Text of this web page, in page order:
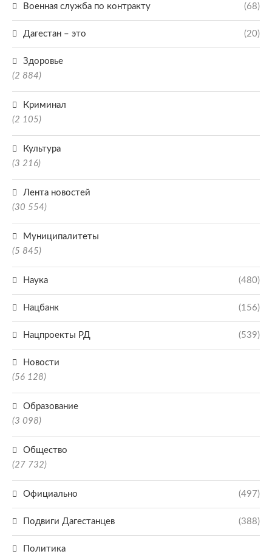
Военная служба по контракту (68)
Дагестан – это (20)
Здоровье
(2 884)
Криминал
(2 105)
Культура
(3 216)
Лента новостей
(30 554)
Муниципалитеты
(5 845)
Наука (480)
Нацбанк (156)
Нацпроекты РД (539)
Новости
(56 128)
Образование
(3 098)
Общество
(27 732)
Официально (497)
Подвиги Дагестанцев (388)
Политика